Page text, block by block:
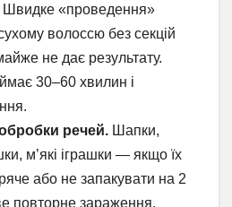
Швидке «проведення»
волоссю без секцій
не дає результату.
30–60 хвилин і
речей. Шапки,
м’які іграшки — якщо їх
або не запакувати на 2
повторне зараження.